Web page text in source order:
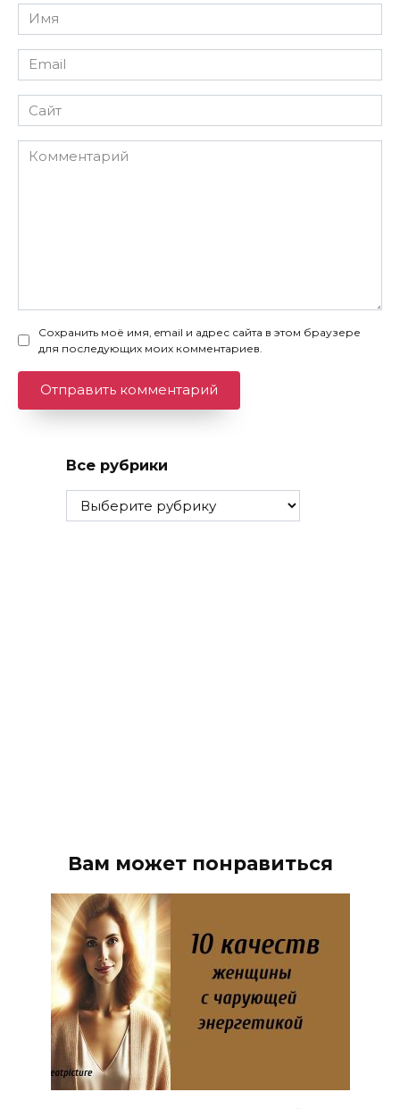
Имя
*
Email
*
Сайт
Комментарий
Сохранить моё имя, email и адрес сайта в этом браузере
для последующих моих комментариев.
Все рубрики
Все
рубрики
Вам может понравиться